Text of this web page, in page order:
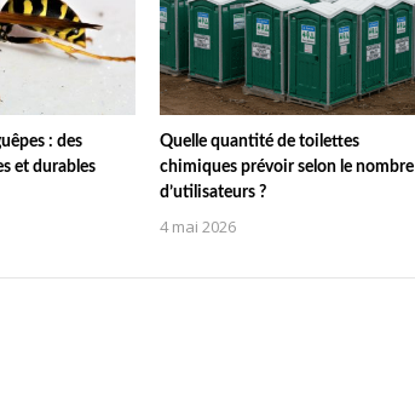
: des
et durables
Quelle quantité de toilettes
chimiques prévoir selon le nombre
d’utilisateurs ?
4 mai 2026